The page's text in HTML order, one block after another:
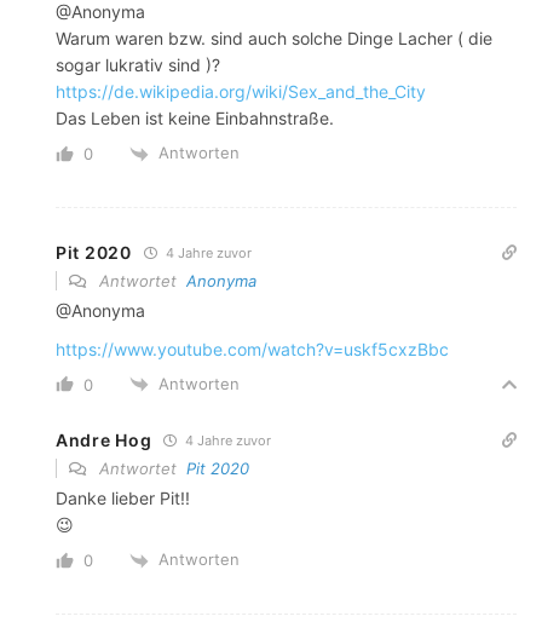
@Anonyma
Warum waren bzw. sind auch solche Dinge Lacher ( die
sogar lukrativ sind )?
https://de.wikipedia.org/wiki/Sex_and_the_City
Das Leben ist keine Einbahnstraße.
0 Antworten
Pit 2020 4 Jahre zuvor
Antwortet Anonyma
@Anonyma
https://www.youtube.com/watch?v=uskf5cxzBbc
0 Antworten
Andre Hog 4 Jahre zuvor
Antwortet Pit 2020
Danke lieber Pit!!
😉
0 Antworten